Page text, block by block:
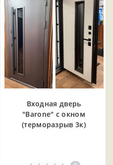
Входная дверь
"Barone" с окном
(терморазрыв 3к)